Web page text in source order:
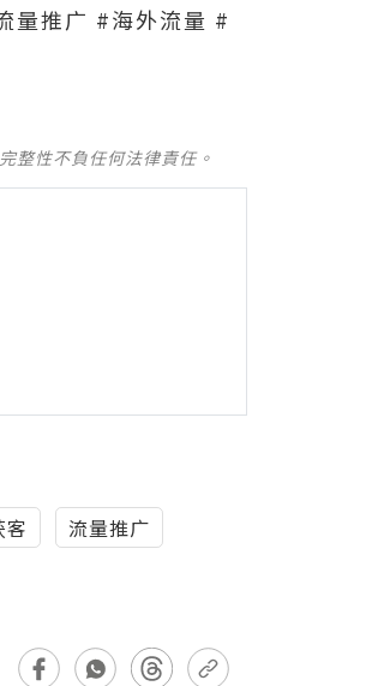
量推广 #海外流量 #
整性不負任何法律責任。
客 流量推广